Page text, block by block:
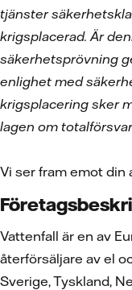
tjänster
krigsplacerad. Är
säkerhetsprövning
enlighet med
krigsplacering sker
lagen om
Vi ser fram emot din
Vattenfall är en av
återförsäljare av el
Sverige, Tyskland,